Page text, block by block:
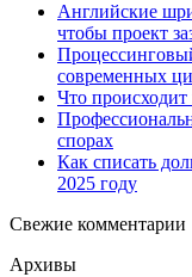
Английские
чтобы проект
современных
Что
спорах
Как списать
2025 году
Свежие комментарии
Архивы